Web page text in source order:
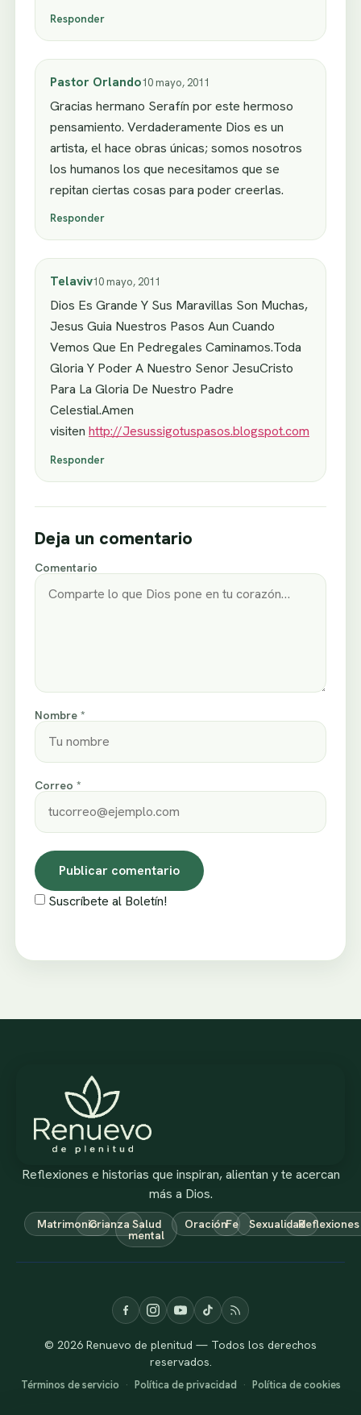
Responder
Pastor Orlando10 mayo, 2011
Gracias hermano Serafín por este hermoso
pensamiento. Verdaderamente Dios es un
artista, el hace obras únicas; somos nosotros
los humanos los que necesitamos que se
repitan ciertas cosas para poder creerlas.
Responder
Telaviv10 mayo, 2011
Dios Es Grande Y Sus Maravillas Son Muchas,
Jesus Guia Nuestros Pasos Aun Cuando
Vemos Que En Pedregales Caminamos.Toda
Gloria Y Poder A Nuestro Senor JesuCristo
Para La Gloria De Nuestro Padre
Celestial.Amen
visiten http://Jesussigotuspasos.blogspot.com
Responder
Deja un comentario
Comentario
Nombre *
Correo *
Suscríbete al Boletín!
Reflexiones e historias que inspiran, alientan y te acercan
más a Dios.
MatrimonioCrianza Salud
mental
OraciónFe SexualidadReflexiones
© 2026 Renuevo de plenitud — Todos los derechos
reservados.
Términos de servicio · Política de privacidad · Política de cookies